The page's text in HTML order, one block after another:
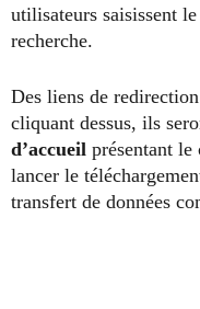
utilisateurs saisissent
recherche.
Des liens de
cliquant dessus, ils
d’accueil présentant
lancer le
transfert de données